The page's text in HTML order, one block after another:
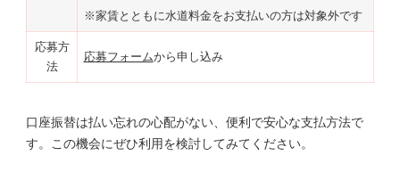
※家賃とともに水道料金をお支払いの方は対象外です
応募方
法
応募フォームから申し込み
口座振替は払い忘れの心配がない、便利で安心な支払方法で
す。この機会にぜひ利用を検討してみてください。